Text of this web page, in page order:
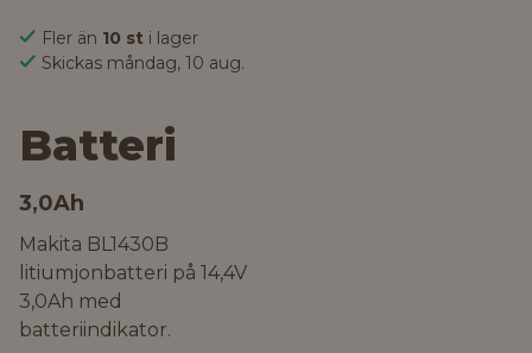
Fler än 10 st i lager
Skickas måndag, 10 aug.
Batteri
3,0Ah
Makita BL1430B
litiumjonbatteri på 14,4V
3,0Ah med
batteriindikator.